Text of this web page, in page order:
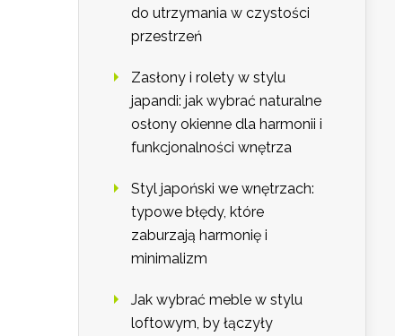
do utrzymania w czystości
przestrzeń
Zasłony i rolety w stylu
japandi: jak wybrać naturalne
osłony okienne dla harmonii i
funkcjonalności wnętrza
Styl japoński we wnętrzach:
typowe błędy, które
zaburzają harmonię i
minimalizm
Jak wybrać meble w stylu
loftowym, by łączyły